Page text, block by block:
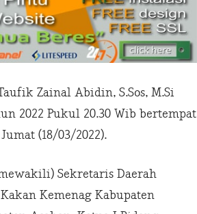
Zainal Abidin, S.Sos, M.Si
2022 Pukul 20.30 Wib bertempat
(18/03/2022).
Sekretaris Daerah
Kemenag Kabupaten